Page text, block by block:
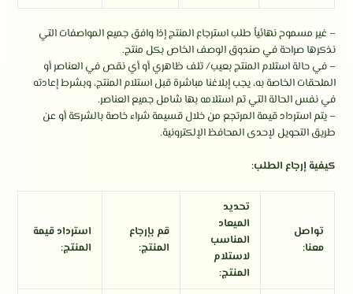
– غير مسموح نهائياً طلب استرجاع المنتج إذا وافق جميع المواصفات التي
نذكرها صراحة في صندوق الوصف الخاص بكل منتج.
– في حالة استلام المنتج بعيب/ تلف ظاهري أو أي نقص في العناصر أو
الملحقات الخاصة به، يجب إبلاغنا مباشرة قبل استلام المنتج، وبشرط إعادته
في نفس الحالة التي تم استلامه بها شامل جميع العناصر.
– يتم استرداد قيمة المرتجع من خلال قسيمة شراء خاصة بالشركة أو عن
طريق التحويل لإحدى المحافظ الإلكترونية.
كيفية إرجاع الطلب:
تواصل
معنا:
تحديد
الميعاد
المناسب
لاستلام
المنتج:
قم بإرجاع
المنتج:
استرداد قيمة
المنتج: